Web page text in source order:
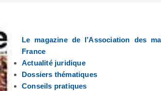
Le magazine de l’Association des
France
Actualité juridique
Dossiers thématiques
Conseils pratiques